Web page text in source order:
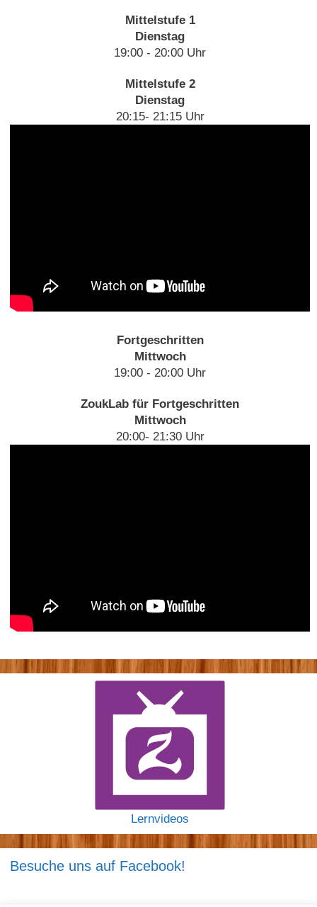
Mittelstufe 1
Dienstag
19:00 - 20:00 Uhr
Mittelstufe 2
Dienstag
20:15- 21:15 Uhr
Fortgeschritten
Mittwoch
19:00 - 20:00 Uhr
ZoukLab für Fortgeschritten
Mittwoch
20:00- 21:30 Uhr
Lernvideos
Besuche uns auf Facebook!